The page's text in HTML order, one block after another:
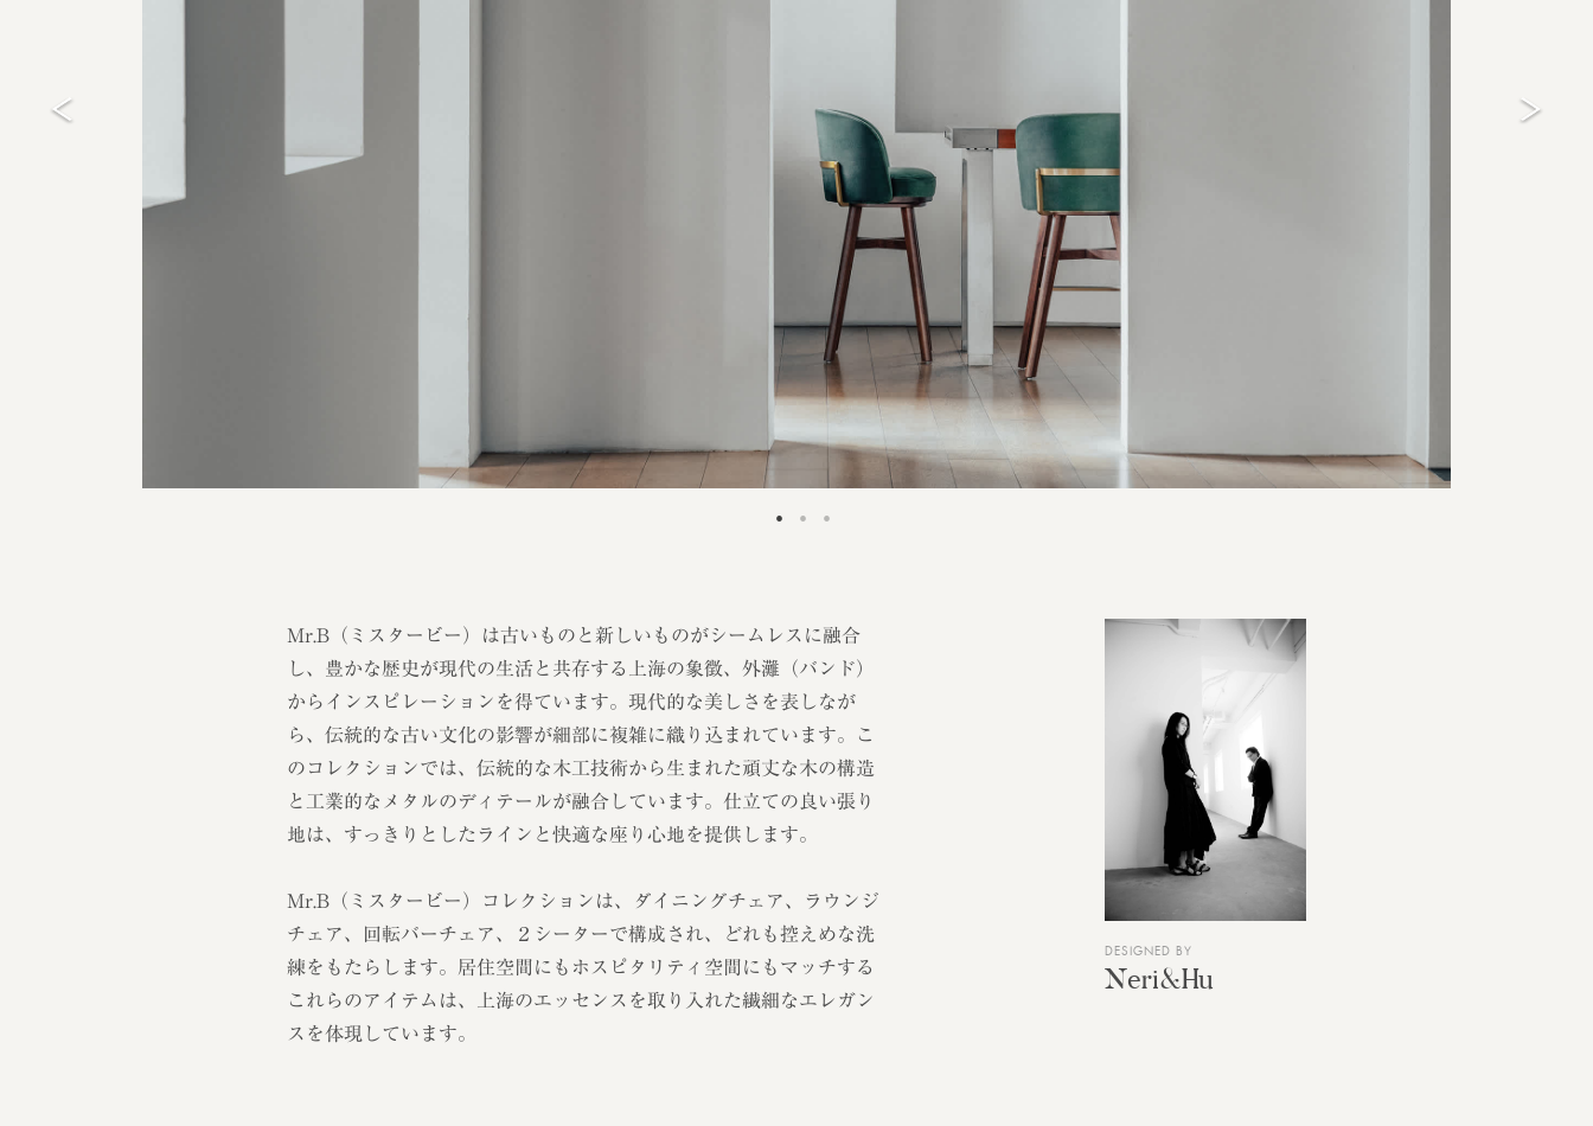
Mr.B（ミスタービー）は古いものと新しいものがシームレスに融合
し、豊かな歴史が現代の生活と共存する上海の象徴、外灘（バンド）
からインスピレーションを得ています。現代的な美しさを表しなが
ら、伝統的な古い文化の影響が細部に複雑に織り込まれています。こ
のコレクションでは、伝統的な木工技術から生まれた頑丈な木の構造
と工業的なメタルのディテールが融合しています。仕立ての良い張り
地は、すっきりとしたラインと快適な座り心地を提供します。
Mr.B（ミスタービー）コレクションは、ダイニングチェア、ラウンジ
チェア、回転バーチェア、２シーターで構成され、どれも控えめな洗
練をもたらします。居住空間にもホスピタリティ空間にもマッチする
これらのアイテムは、上海のエッセンスを取り入れた繊細なエレガン
スを体現しています。
DESIGNED BY
Neri&Hu